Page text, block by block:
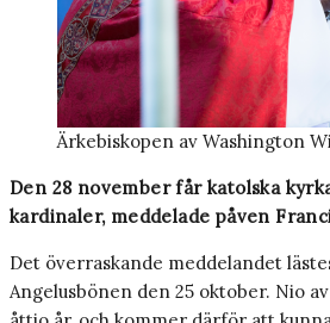
Ärkebiskopen av Washington
Den 28 november får katolska
kardinaler, meddelade påven
Det överraskande meddelandet
Angelusbönen den 25 oktober. Nio